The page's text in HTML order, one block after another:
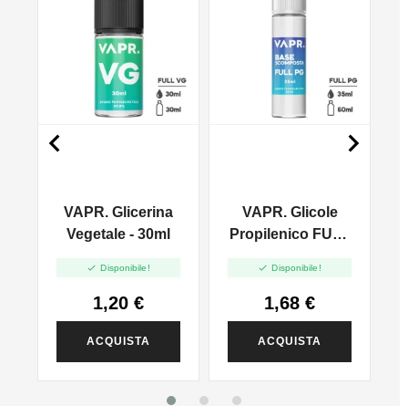
VAPR. Glicerina
Vegetale - 30ml
 Disponibile!
1,20 €
ACQUISTA
VAPR. Glicole
Propilenico FULL
 Disponibile!
1,68 €
ACQUISTA
 